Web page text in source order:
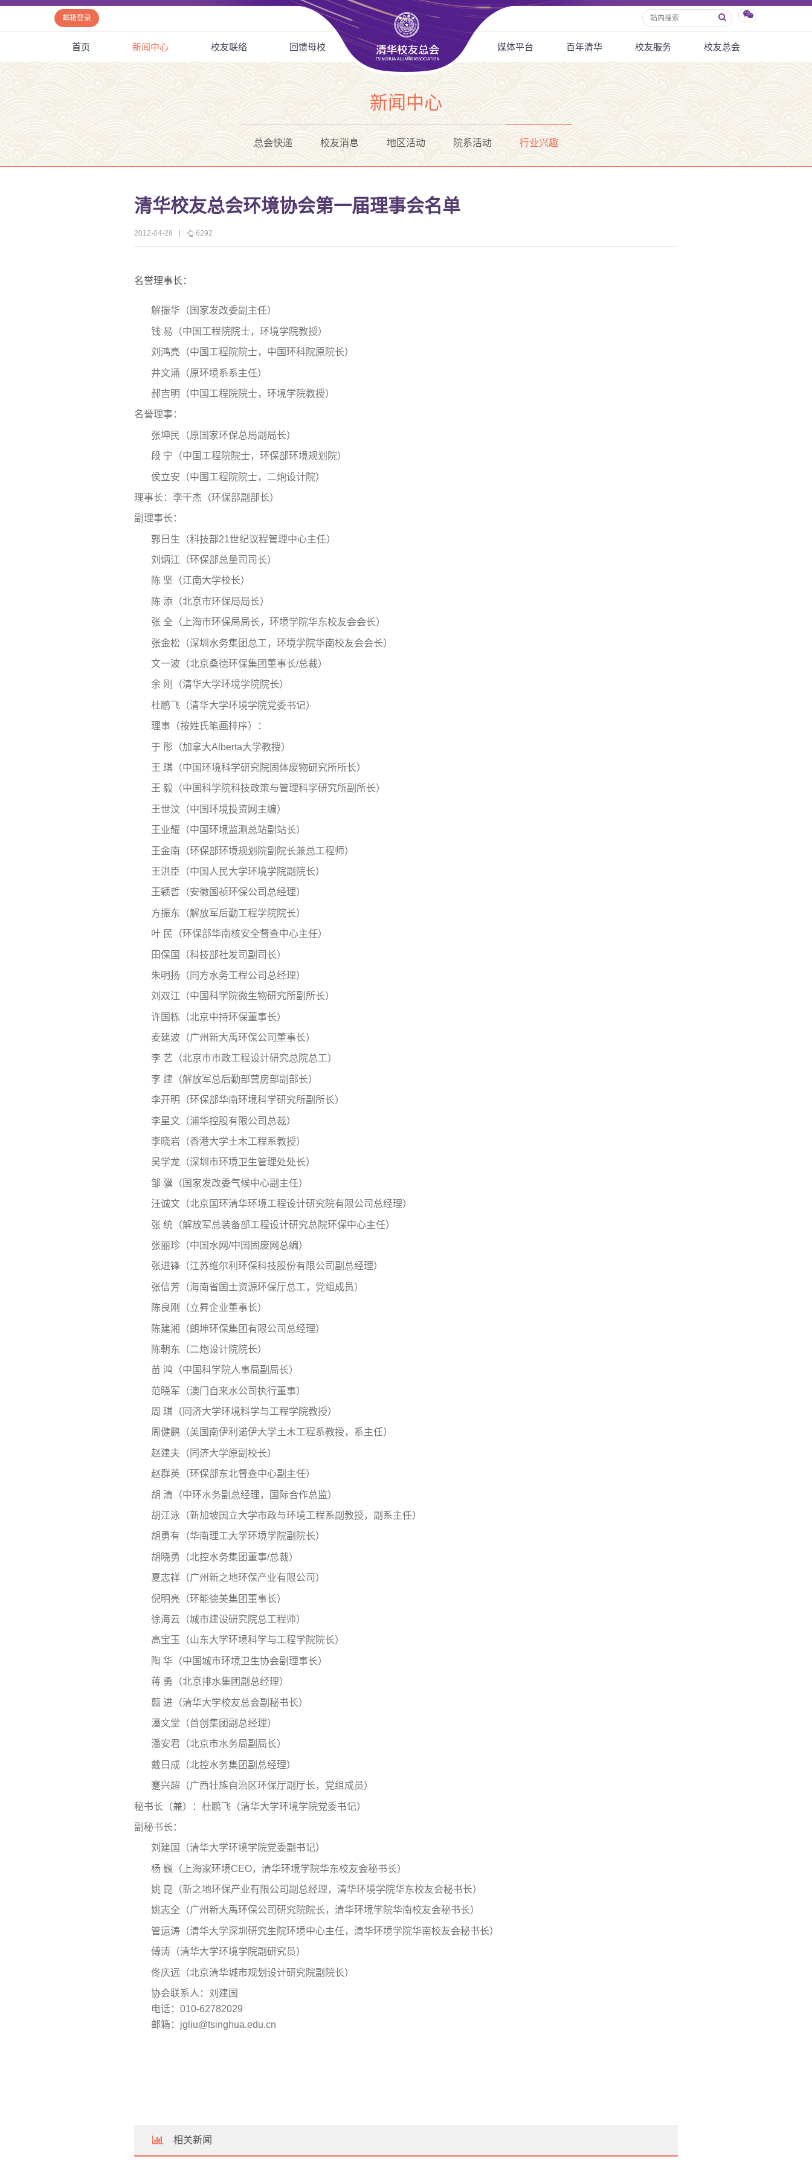
邮箱登录
首页 新闻中心 校友联络 回馈母校 媒体平台 百年清华 校友服务 校友总会
新闻中心
总会快递 校友消息 地区活动 院系活动 行业兴趣
清华校友总会环境协会第一届理事会名单
2012-04-28 6292
名誉理事长：
解振华（国家发改委副主任）
钱 易（中国工程院院士，环境学院教授）
刘鸿亮（中国工程院院士，中国环科院原院长）
井文涌（原环境系系主任）
郝吉明（中国工程院院士，环境学院教授）
名誉理事：
张坤民（原国家环保总局副局长）
段 宁（中国工程院院士，环保部环境规划院）
侯立安（中国工程院院士，二炮设计院）
理事长：李干杰（环保部副部长）
副理事长：
郭日生（科技部21世纪议程管理中心主任）
刘炳江（环保部总量司司长）
陈 坚（江南大学校长）
陈 添（北京市环保局局长）
张 全（上海市环保局局长，环境学院华东校友会会长）
张金松（深圳水务集团总工，环境学院华南校友会会长）
文一波（北京桑德环保集团董事长/总裁）
余 刚（清华大学环境学院院长）
杜鹏飞（清华大学环境学院党委书记）
理事（按姓氏笔画排序）：
于 彤（加拿大Alberta大学教授）
王 琪（中国环境科学研究院固体废物研究所所长）
王 毅（中国科学院科技政策与管理科学研究所副所长）
王世汶（中国环境投资网主编）
王业耀（中国环境监测总站副站长）
王金南（环保部环境规划院副院长兼总工程师）
王洪臣（中国人民大学环境学院副院长）
王颖哲（安徽国祯环保公司总经理）
方振东（解放军后勤工程学院院长）
叶 民（环保部华南核安全督查中心主任）
田保国（科技部社发司副司长）
朱明扬（同方水务工程公司总经理）
刘双江（中国科学院微生物研究所副所长）
许国栋（北京中持环保董事长）
麦建波（广州新大禹环保公司董事长）
李 艺（北京市市政工程设计研究总院总工）
李 建（解放军总后勤部营房部副部长）
李开明（环保部华南环境科学研究所副所长）
李星文（浦华控股有限公司总裁）
李晓岩（香港大学土木工程系教授）
吴学龙（深圳市环境卫生管理处处长）
邹 骥（国家发改委气候中心副主任）
汪诚文（北京国环清华环境工程设计研究院有限公司总经理）
张 统（解放军总装备部工程设计研究总院环保中心主任）
张丽珍（中国水网/中国固废网总编）
张进锋（江苏维尔利环保科技股份有限公司副总经理）
张信芳（海南省国土资源环保厅总工，党组成员）
陈良刚（立昇企业董事长）
陈建湘（朗坤环保集团有限公司总经理）
陈朝东（二炮设计院院长）
苗 鸿（中国科学院人事局副局长）
范晓军（澳门自来水公司执行董事）
周 琪（同济大学环境科学与工程学院教授）
周健鹏（美国南伊利诺伊大学土木工程系教授，系主任）
赵建夫（同济大学原副校长）
赵群英（环保部东北督查中心副主任）
胡 清（中环水务副总经理，国际合作总监）
胡江泳（新加坡国立大学市政与环境工程系副教授，副系主任）
胡勇有（华南理工大学环境学院副院长）
胡晓勇（北控水务集团董事/总裁）
夏志祥（广州新之地环保产业有限公司）
倪明亮（环能德美集团董事长）
徐海云（城市建设研究院总工程师）
高宝玉（山东大学环境科学与工程学院院长）
陶 华（中国城市环境卫生协会副理事长）
蒋 勇（北京排水集团副总经理）
翦 进（清华大学校友总会副秘书长）
潘文堂（首创集团副总经理）
潘安君（北京市水务局副局长）
戴日成（北控水务集团副总经理）
蹇兴超（广西壮族自治区环保厅副厅长，党组成员）
秘书长（兼）：杜鹏飞（清华大学环境学院党委书记）
副秘书长：
刘建国（清华大学环境学院党委副书记）
杨 巍（上海家环境CEO，清华环境学院华东校友会秘书长）
姚 崑（新之地环保产业有限公司副总经理，清华环境学院华东校友会秘书长）
姚志全（广州新大禹环保公司研究院院长，清华环境学院华南校友会秘书长）
管运涛（清华大学深圳研究生院环境中心主任，清华环境学院华南校友会秘书长）
傅涛（清华大学环境学院副研究员）
佟庆远（北京清华城市规划设计研究院副院长）
协会联系人：刘建国
电话：010-62782029
邮箱：jgliu@tsinghua.edu.cn
相关新闻